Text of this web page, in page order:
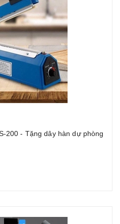
200 - Tặng dây hàn dự phòng